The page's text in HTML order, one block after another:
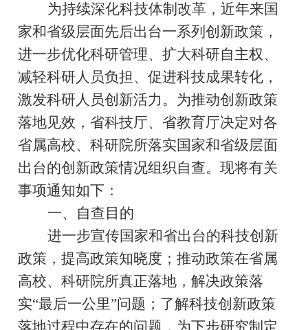
为持续深化科技体制改革，近年来国
家和省级层面先后出台一系列创新政策，
进一步优化科研管理、扩大科研自主权、
减轻科研人员负担、促进科技成果转化，
激发科研人员创新活力。为推动创新政策
落地见效，省科技厅、省教育厅决定对各
省属高校、科研院所落实国家和省级层面
出台的创新政策情况组织自查。现将有关
事项通知如下：
一、自查目的
进一步宣传国家和省出台的科技创新
政策，提高政策知晓度；推动政策在省属
高校、科研院所真正落地，解决政策落
实“最后一公里”问题；了解科技创新政策
落地过程中存在的问题，为下步研究制定